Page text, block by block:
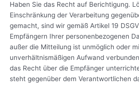
Haben Sie das Recht auf Berichtigung.
Einschränkung der Verarbeitung
gemacht, sind wir gemäß Artikel 19
Empfängern Ihrer personenbezogenen
außer die Mitteilung ist unmöglich oder
unverhältnismäßigen Aufwand
das Recht über die Empfänger
steht gegenüber dem Verantwortlichen